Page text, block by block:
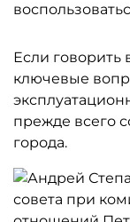
Если говорить
ключевые
прежде всего
города.